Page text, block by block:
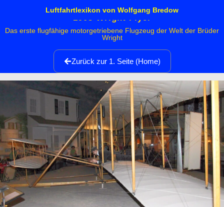
Luftfahrtlexikon von Wolfgang Bredow
1903 Wright Flyer
Das erste flugfähige motorgetriebene Flugzeug der Welt der Brüder
Wright
Zurück zur 1. Seite (Home)